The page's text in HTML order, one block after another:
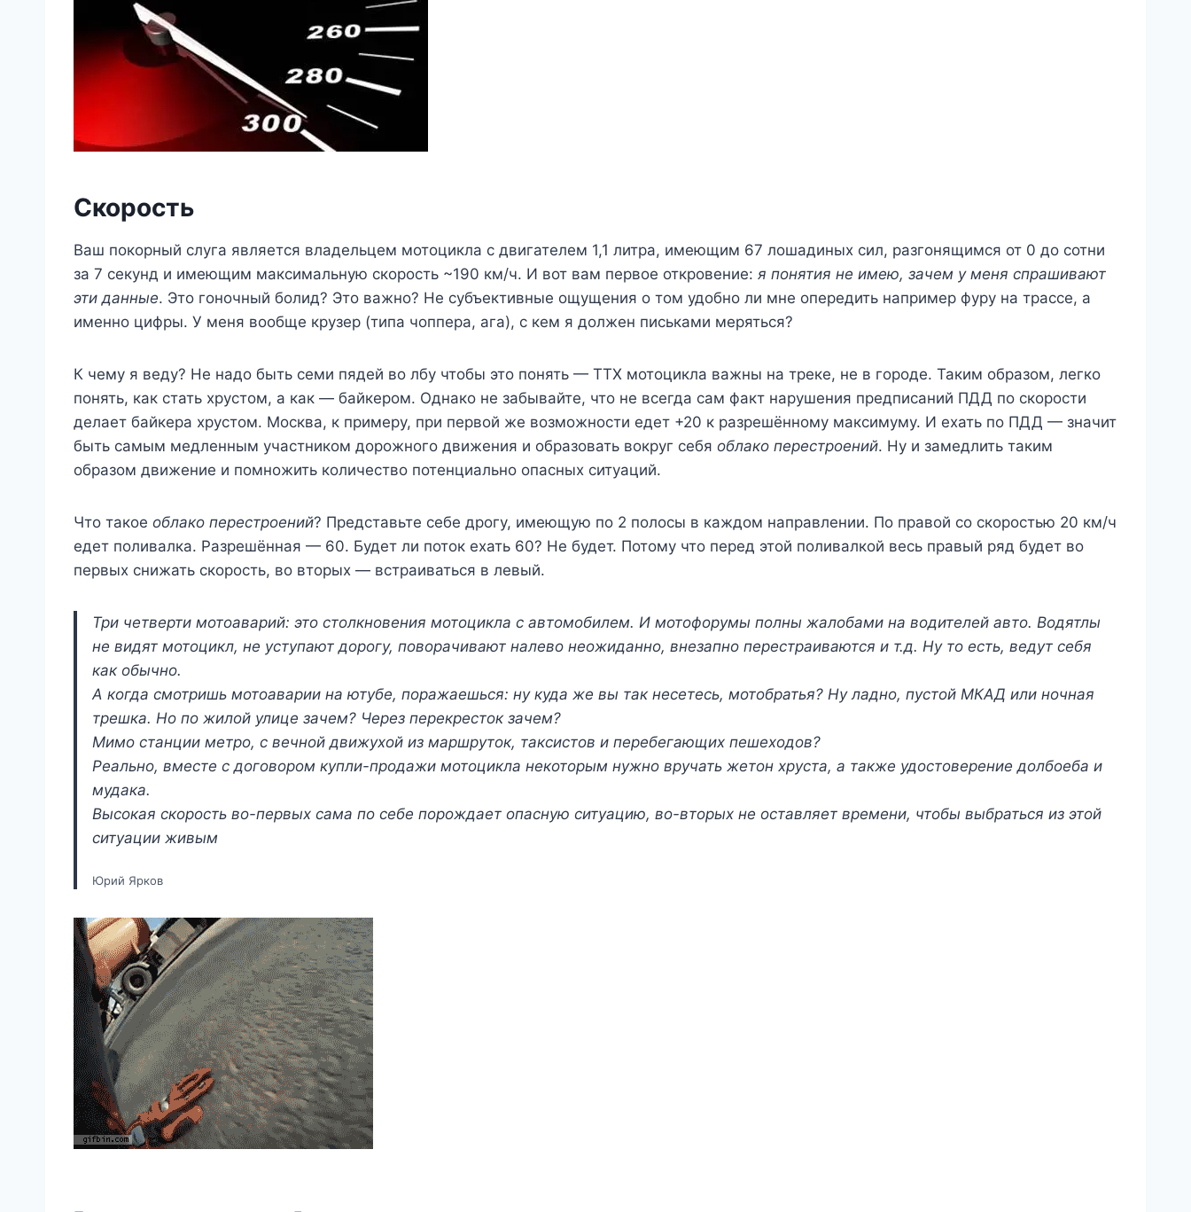
Скорость
Ваш покорный слуга является владельцем мотоцикла с двигателем 1,1 литра, имеющим 67 лошадиных сил, разгонящимся от 0 до сотни
за 7 секунд и имеющим максимальную скорость ~190 км/ч. И вот вам первое откровение: я понятия не имею, зачем у меня спрашивают
эти данные. Это гоночный болид? Это важно? Не субъективные ощущения о том удобно ли мне опередить например фуру на трассе, а
именно цифры. У меня вообще крузер (типа чоппера, ага), с кем я должен письками меряться?
К чему я веду? Не надо быть семи пядей во лбу чтобы это понять — ТТХ мотоцикла важны на треке, не в городе. Таким образом, легко
понять, как стать хрустом, а как — байкером. Однако не забывайте, что не всегда сам факт нарушения предписаний ПДД по скорости
делает байкера хрустом. Москва, к примеру, при первой же возможности едет +20 к разрешённому максимуму. И ехать по ПДД — значит
быть самым медленным участником дорожного движения и образовать вокруг себя облако перестроений. Ну и замедлить таким
образом движение и помножить количество потенциально опасных ситуаций.
Что такое облако перестроений? Представьте себе дрогу, имеющую по 2 полосы в каждом направлении. По правой со скоростью 20 км/ч
едет поливалка. Разрешённая — 60. Будет ли поток ехать 60? Не будет. Потому что перед этой поливалкой весь правый ряд будет во
первых снижать скорость, во вторых — встраиваться в левый.
Три четверти мотоаварий: это столкновения мотоцикла с автомобилем. И мотофорумы полны жалобами на водителей авто. Водятлы
не видят мотоцикл, не уступают дорогу, поворачивают налево неожиданно, внезапно перестраиваются и т.д. Ну то есть, ведут себя
как обычно.
А когда смотришь мотоаварии на ютубе, поражаешься: ну куда же вы так несетесь, мотобратья? Ну ладно, пустой МКАД или ночная
трешка. Но по жилой улице зачем? Через перекресток зачем?
Мимо станции метро, с вечной движухой из маршруток, таксистов и перебегающих пешеходов?
Реально, вместе с договором купли-продажи мотоцикла некоторым нужно вручать жетон хруста, а также удостоверение долбоеба и
мудака.
Высокая скорость во-первых сама по себе порождает опасную ситуацию, во-вторых не оставляет времени, чтобы выбраться из этой
ситуации живым
Юрий Ярков